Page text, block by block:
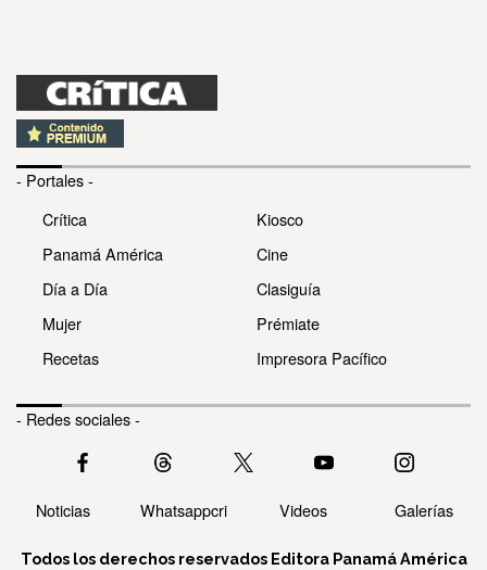
- Portales -
Crítica
Panamá América
Día a Día
Mujer
Recetas
Kiosco
Cine
Clasiguía
Prémiate
Impresora Pacífico
- Redes sociales -
Noticias Whatsappcri Videos Galerías
Todos los derechos reservados Editora Panamá América